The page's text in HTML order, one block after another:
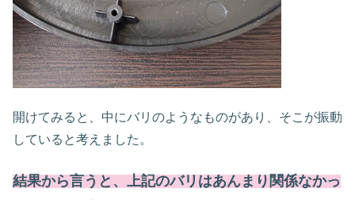
開けてみると、中にバリのようなものがあり、そこが振動
していると考えました。
結果から言うと、上記のバリはあんまり関係なかっ